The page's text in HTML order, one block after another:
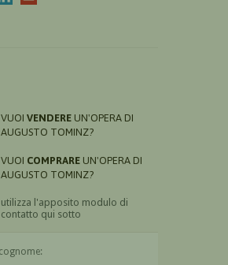
VUOI VENDERE UN'OPERA DI
AUGUSTO TOMINZ?
VUOI COMPRARE UN'OPERA DI
AUGUSTO TOMINZ?
utilizza l'apposito modulo di
contatto qui sotto